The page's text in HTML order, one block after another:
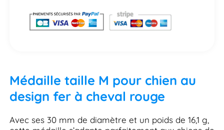
Médaille taille M pour chien au
design fer à cheval rouge
Avec ses 30 mm de diamètre et un poids de 16,1 g,